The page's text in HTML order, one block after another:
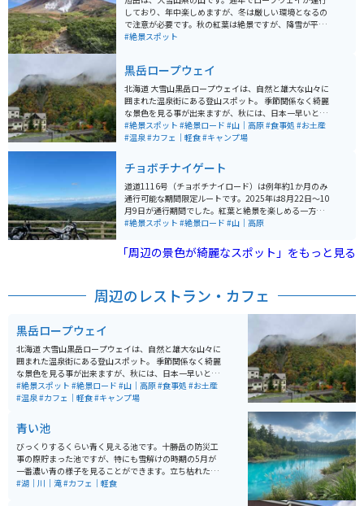
しており、年中楽しめますが、冬は厳しい環境となるの
で注意が必要です。秋の紅葉は絶景ですが、降雪が平地
より早いため、夏の方が安心して楽しめます。 ロープウ
ようなものを見ることができ、とても楽しめます。ま
た、本格的な登山を目指す方も登山口から登れます。
#絶景スポット
黒岳ロープウェイ
北海道 大雪山黒岳ロープウェイは、自然と雄大な山々に
囲まれた温泉街にある登山スポット。 季節関係なく綺麗
な景色を見る事が出来ますが、秋には、日本一早いと言
われる、紅葉の絶景スポットです。10月から11月にかけ
て最高の景色を見ることができるのでシーズン中は登山
めるので、普段のストレス生活のリフレッシュに最高の
スポットです。
#絶景スポット #絶景ロード #山｜高原#食事処 #お土産
#温泉#カフェ｜軽食#キャンプ場
チョボチナイゲート
道道1116号（チョボチナイロード）は例年約1か月のみ
通行可能な期間限定ルートです。2025年は8月22日～10
月9日が通行期間でした。紅葉と絶景を楽しめる一方、
道幅が狭くカーブが続くため、初心者は特に注意が必要
ポットは多数あります（安全な場所で停車して撮影を）
#絶景スポット #絶景ロード #山｜高原
「周辺の景色が綺麗なスポット」をもっと見る
周辺のレストラン・カフェ
黒岳ロープウェイ
北海道 大雪山黒岳ロープウェイは、自然と雄大な山々に
囲まれた温泉街にある登山スポット。 季節関係なく綺麗
な景色を見る事が出来ますが、秋には、日本一早いと言
われる、紅葉の絶景スポットです。10月から11月にかけ
て最高の景色を見ることができるのでシーズン中は登山
めるので、普段のストレス生活のリフレッシュに最高の
スポットです。
#絶景スポット #絶景ロード #山｜高原#食事処 #お土産
#温泉#カフェ｜軽食#キャンプ場
青い池
びっくりするくらい青く見える池です。十勝岳の防災工
事の際貯まった池ですが、特にも雪解けの時期の5月が
一番濃い青の様子を見ることができます。立ち枯れたカ
ラマツと池のコントラストが美しい眺めです。冬は池は
#湖｜川｜滝#カフェ｜軽食